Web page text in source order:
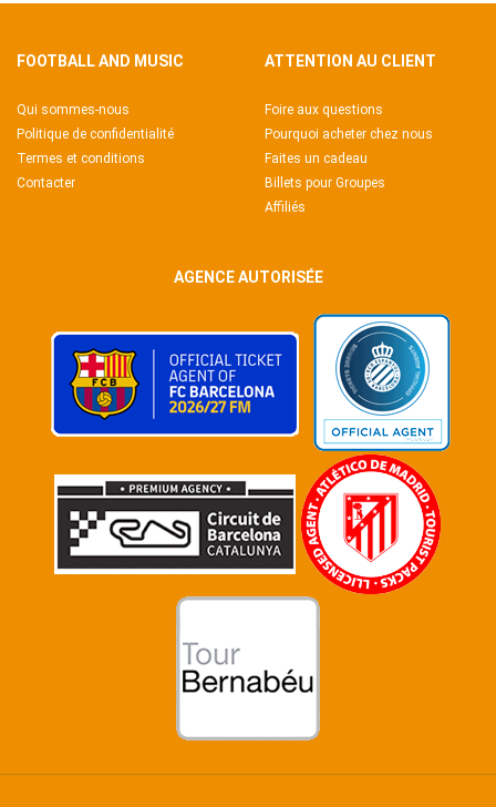
FOOTBALL AND MUSIC
Qui sommes-nous
Politique de confidentialité
Termes et conditions
Contacter
ATTENTION AU CLIENT
Foire aux questions
Pourquoi acheter chez nous
Faites un cadeau
Billets pour Groupes
Affiliés
AGENCE AUTORISÉE